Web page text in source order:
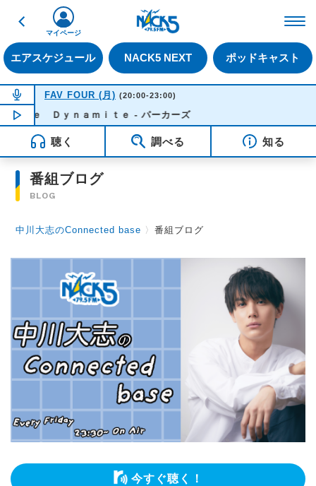
戻る
エアスケジュール NACK5 NEXT ポッドキャスト
マイページ
NOW ON AIR
FAV FOUR (月) (20:00-23:00)
NOW PLAYING 21:55
ｅ Ｄｙｎａｍｉｔｅ - パーカーズ
聴く 調べる 知る
番組ブログ
BLOG
中川大志のConnected base 〉番組ブログ
今すぐ聴く！